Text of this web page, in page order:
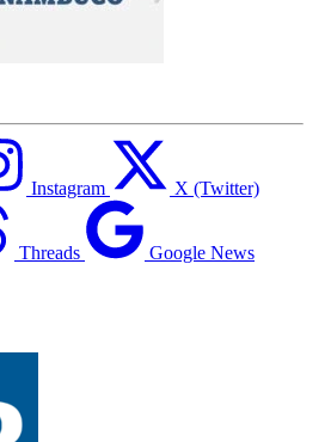
Instagram X (Twitter)
Threads Google News